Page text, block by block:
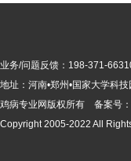
业务/问题反馈：198-371-
地址：河南•郑州•国家大学科
鸡病专业网版权所有 备案号：
Copyright 2005-2022 All